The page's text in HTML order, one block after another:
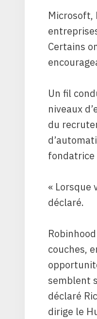
Microsoft,
Certains
Un fil
niveaux
du
fondatrice
« Lorsque
déclaré.
couches,
semblent
déclaré
dirige le